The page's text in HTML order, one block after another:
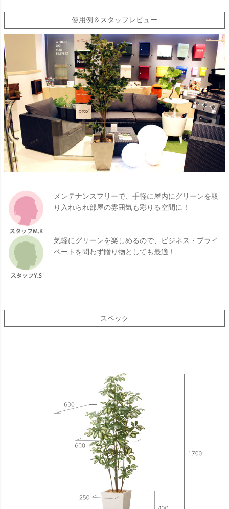
使用例＆スタッフレビュー
メンテナンスフリーで、手軽に屋内にグリーンを取
り入れられ部屋の雰囲気も彩りる空間に！
気軽にグリーンを楽しめるので、ビジネス・プライ
ベートを問わず贈り物としても最適！
スペック